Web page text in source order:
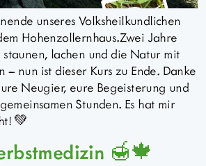
unseres Volksheilkundlichen
Hohenzollernhaus.Zwei Jahre
lachen und die Natur mit
– nun ist dieser Kurs zu Ende. Danke
Neugier, eure Begeisterung und
Stunden. Es hat mir
💚
🍯🍁